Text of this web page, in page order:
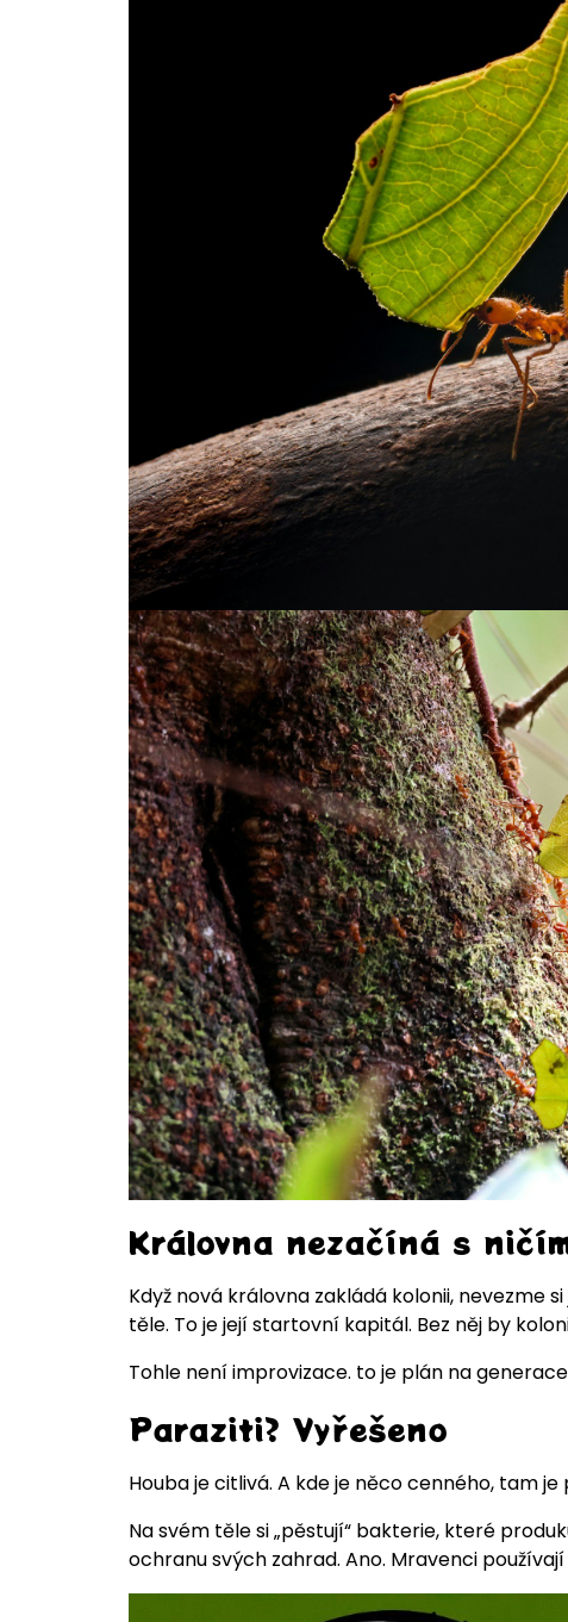
Královna nezačíná s
Když nová královna zakládá kolonii, nevezme
těle. To je její startovní kapitál. Bez něj by
Tohle není improvizace. to je plán na
Paraziti? Vyřešeno
Houba je citlivá. A kde je něco cenného, tam
Na svém těle si „pěstují“ bakterie, které
ochranu svých zahrad. Ano. Mravenci používají